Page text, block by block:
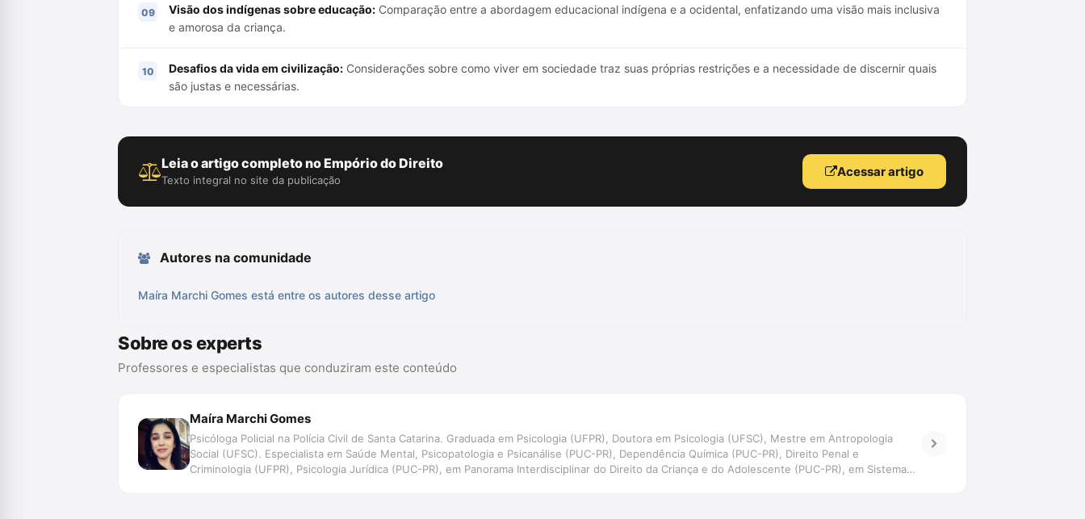
Visão dos indígenas sobre educação: Comparação entre a abordagem educacional indígena e a ocidental, enfatizando uma visão mais inclusiva
e amorosa da criança.
Desafios da vida em civilização: Considerações sobre como viver em sociedade traz suas próprias restrições e a necessidade de discernir quais
são justas e necessárias.
Leia o artigo completo no Empório do Direito
Texto integral no site da publicação
Acessar artigo
Autores na comunidade
Maíra Marchi Gomes está entre os autores desse artigo
Sobre os experts
Professores e especialistas que conduziram este conteúdo
Maíra Marchi Gomes
Psicóloga Policial na Polícia Civil de Santa Catarina. Graduada em Psicologia (UFPR), Doutora em Psicologia (UFSC), Mestre em Antropologia
Social (UFSC). Especialista em Saúde Mental, Psicopatologia e Psicanálise (PUC-PR), Dependência Química (PUC-PR), Direito Penal e
Criminologia (UFPR), Psicologia Jurídica (PUC-PR), em Panorama Interdisciplinar do Direito da Criança e do Adolescente (PUC-PR), em Sistema